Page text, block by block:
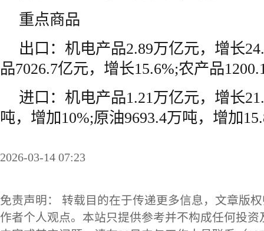
重点商品
出口：机电产品2.89万亿元，增长
品7026.7亿元，增长15.6%;农产品
进口：机电产品1.21万亿元，增长
吨，增加10%;原油9693.4万吨，增加
2026-03-14 07:23
免责声明： 转载目的在于传递更多信息，文章版
作者个人观点。本站只提供参考并不构成任何投